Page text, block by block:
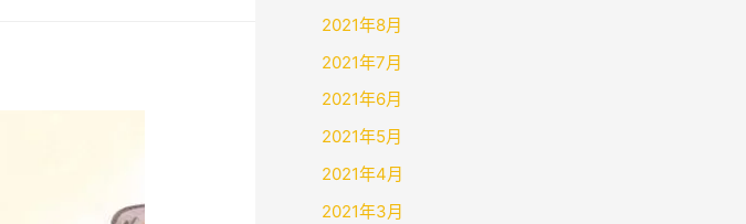
2021年8月
2021年7月
2021年6月
2021年5月
2021年4月
2021年3月